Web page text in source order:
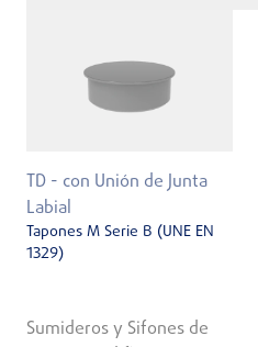
TD - con Unión de Junta
Labial
Tapones M Serie B (UNE EN
1329)
Sumideros y Sifones de